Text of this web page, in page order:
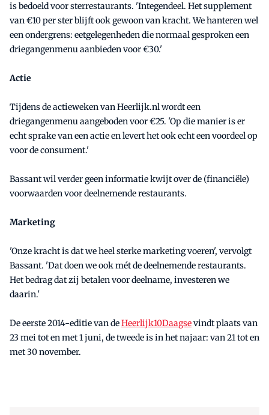
is bedoeld voor sterrestaurants. 'Integendeel. Het supplement
van €10 per ster blijft ook gewoon van kracht. We hanteren wel
een ondergrens: eetgelegenheden die normaal gesproken een
driegangenmenu aanbieden voor €30.'
Actie
Tijdens de actieweken van Heerlijk.nl wordt een
driegangenmenu aangeboden voor €25. 'Op die manier is er
echt sprake van een actie en levert het ook echt een voordeel op
voor de consument.'
Bassant wil verder geen informatie kwijt over de (financiële)
voorwaarden voor deelnemende restaurants.
Marketing
'Onze kracht is dat we heel sterke marketing voeren', vervolgt
Bassant. 'Dat doen we ook mét de deelnemende restaurants.
Het bedrag dat zij betalen voor deelname, investeren we
daarin.'
De eerste 2014-editie van deHeerlijk10Daagsevindt plaats van
23 mei tot en met 1 juni, de tweede is in het najaar: van 21 tot en
met 30 november.